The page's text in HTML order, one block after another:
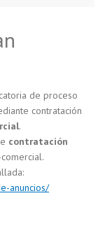
de proceso
contratación
.
contratación
anuncios/